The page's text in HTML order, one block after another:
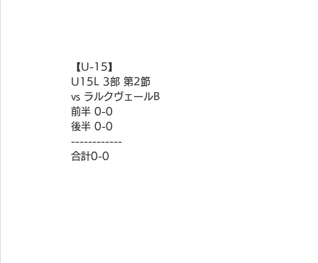
【U-15】
U15L 3部 第2節
vs ラルクヴェールB
前半 0-0
後半 0-0
------------
合計0-0